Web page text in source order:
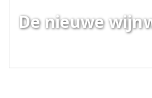
De nieuwe